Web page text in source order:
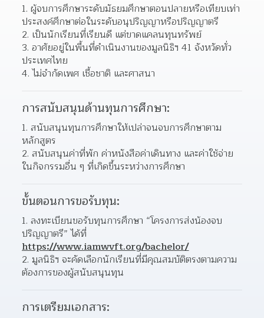
ผู้จบการศึกษาระดับมัธยมศึกษาตอนปลายหรือเทียบเท่า
ประสงค์ศึกษาต่อในระดับอนุปริญญาหรือปริญญาตรี
เป็นนักเรียนที่เรียนดี แต่ขาดแคลนทุนทรัพย์
อาศัยอยู่ในพื้นที่ดำเนินงานของมูลนิธิฯ 41 จังหวัดทั่ว
ประเทศไทย
ไม่จำกัดเพศ เชื้อชาติ และศาสนา
การสนับสนุนด้านทุนการศึกษา:
สนับสนุนทุนการศึกษาให้เปล่าจนจบการศึกษาตาม
หลักสูตร
สนับสนุนค่าที่พัก ค่าหนังสือค่าเดินทาง และค่าใช้จ่าย
ในกิจกรรมอื่น ๆ ที่เกิดขึ้นระหว่างการศึกษา
ขั้นตอนการขอรับทุน:
ลงทะเบียนขอรับทุนการศึกษา “โครงการส่งน้องจบ
https://www.iamwvft.org/bachelor/
มูลนิธิฯ จะคัดเลือกนักเรียนที่มีคุณสมบัติตรงตามความ
ต้องการของผู้สนับสนุนทุน
การเตรียมเอกสาร: